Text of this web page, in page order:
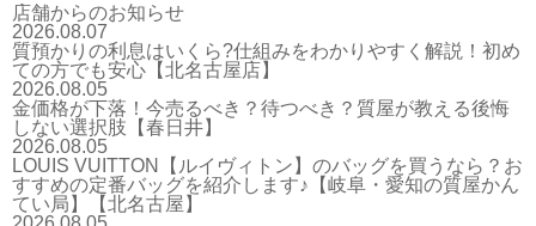
店舗からのお知らせ
2026.08.07
質預かりの利息はいくら?仕組みをわかりやすく解説！初め
ての方でも安心【北名古屋店】
2026.08.05
金価格が下落！今売るべき？待つべき？質屋が教える後悔
しない選択肢【春日井】
2026.08.05
LOUIS VUITTON【ルイヴィトン】のバッグを買うなら？お
すすめの定番バッグを紹介します♪【岐阜・愛知の質屋かん
てい局】【北名古屋】